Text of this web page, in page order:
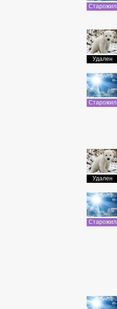
Старожил
Удален
Старожил
Удален
Старожил